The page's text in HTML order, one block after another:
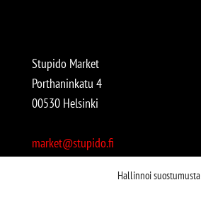
Hallinnoi suostumusta
Stupido Market
Porthaninkatu 4
00530 Helsinki
market@stupido.fi